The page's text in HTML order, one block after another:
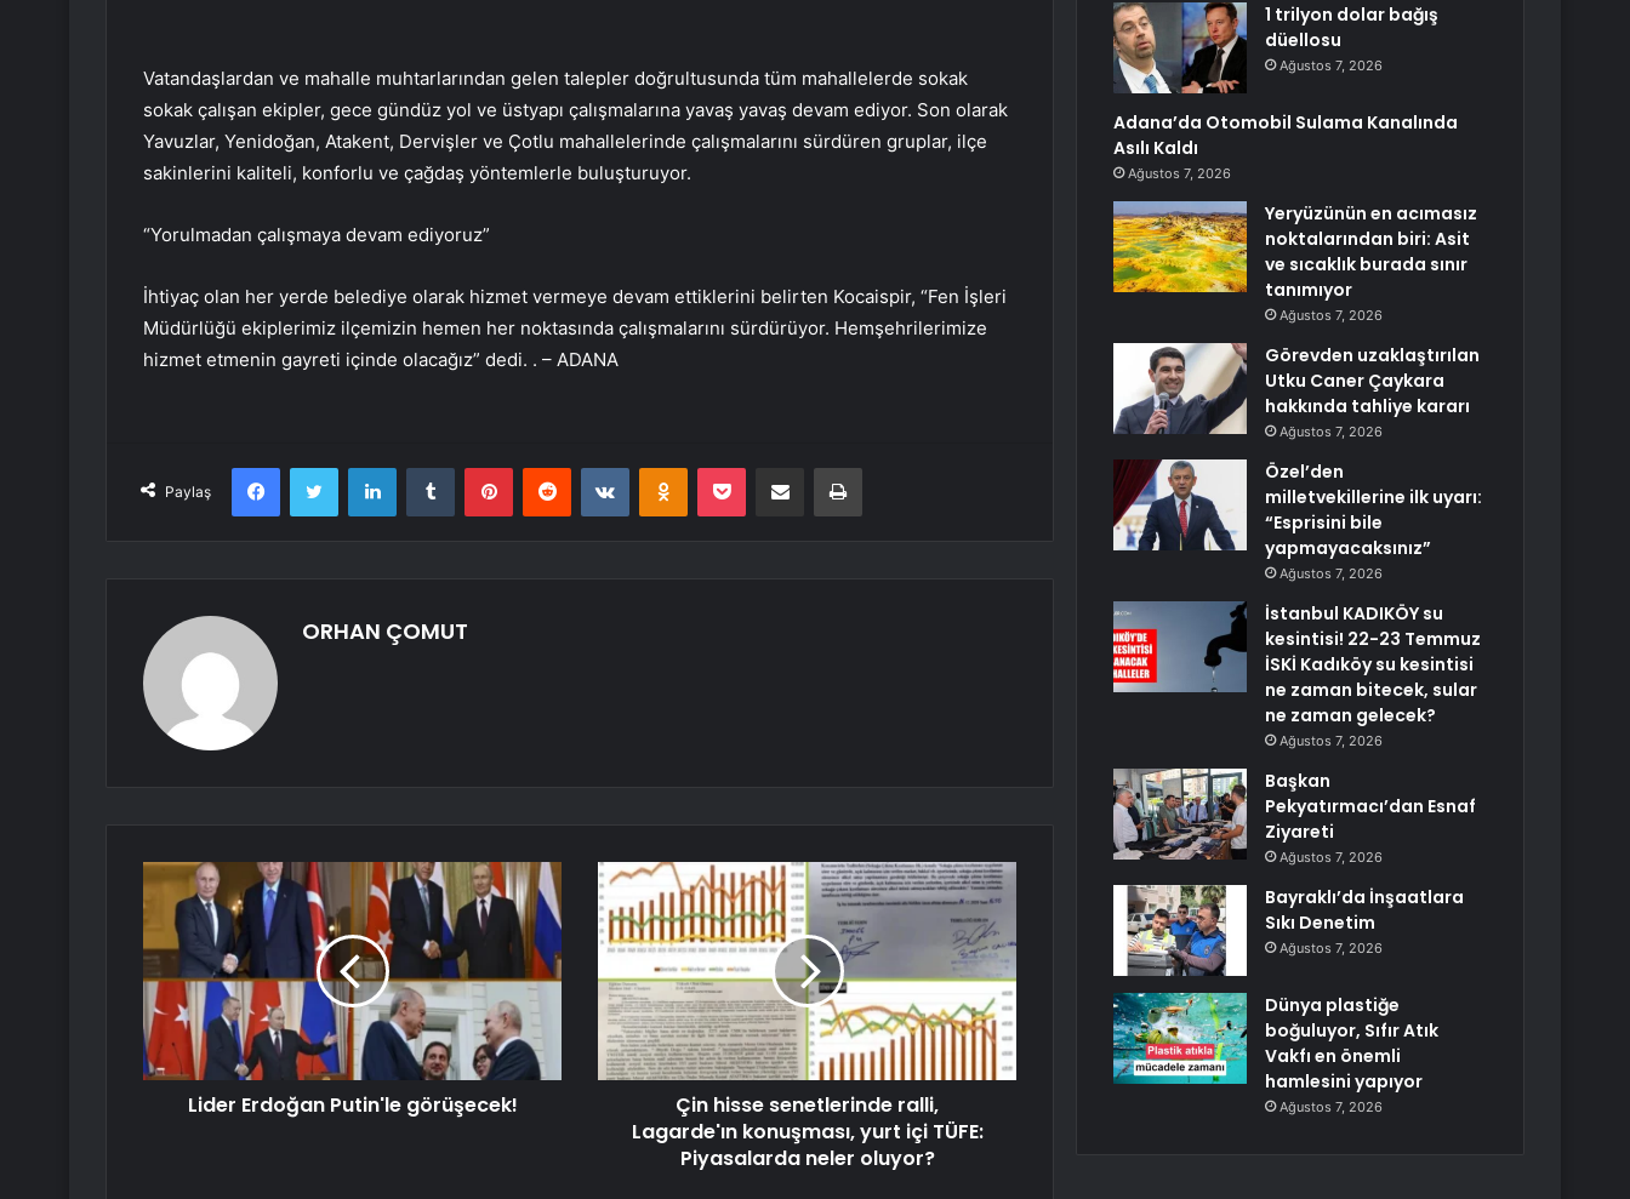
Vatandaşlardan ve mahalle muhtarlarından gelen talepler doğrultusunda tüm mahallelerde sokak
sokak çalışan ekipler, gece gündüz yol ve üstyapı çalışmalarına yavaş yavaş devam ediyor. Son olarak
Yavuzlar, Yenidoğan, Atakent, Dervişler ve Çotlu mahallelerinde çalışmalarını sürdüren gruplar, ilçe
sakinlerini kaliteli, konforlu ve çağdaş yöntemlerle buluşturuyor.
“Yorulmadan çalışmaya devam ediyoruz”
İhtiyaç olan her yerde belediye olarak hizmet vermeye devam ettiklerini belirten Kocaispir, “Fen İşleri
Müdürlüğü ekiplerimiz ilçemizin hemen her noktasında çalışmalarını sürdürüyor. Hemşehrilerimize
hizmet etmenin gayreti içinde olacağız” dedi. . – ADANA
Paylaş
FacebookTwitter LinkedInTumblr PinterestReddit VKontakteOdnoklassniki
Pocket E-Posta ile paylaş Yazdır
ORHAN ÇOMUT
Lider Erdoğan Putin'le görüşecek!
Çin hisse senetlerinde ralli,
Lagarde'ın konuşması, yurt içi TÜFE:
Piyasalarda neler oluyor?
1 trilyon dolar bağış
düellosu
Ağustos 7, 2026
Adana’da Otomobil Sulama Kanalında
Asılı Kaldı
Ağustos 7, 2026
Yeryüzünün en acımasız
noktalarından biri: Asit
ve sıcaklık burada sınır
tanımıyor
Ağustos 7, 2026
Görevden uzaklaştırılan
Utku Caner Çaykara
hakkında tahliye kararı
Ağustos 7, 2026
Özel’den
milletvekillerine ilk uyarı:
“Esprisini bile
yapmayacaksınız”
Ağustos 7, 2026
İstanbul KADIKÖY su
kesintisi! 22-23 Temmuz
İSKİ Kadıköy su kesintisi
ne zaman bitecek, sular
ne zaman gelecek?
Ağustos 7, 2026
Başkan
Pekyatırmacı’dan Esnaf
Ziyareti
Ağustos 7, 2026
Bayraklı’da İnşaatlara
Sıkı Denetim
Ağustos 7, 2026
Dünya plastiğe
boğuluyor, Sıfır Atık
Vakfı en önemli
hamlesini yapıyor
Ağustos 7, 2026